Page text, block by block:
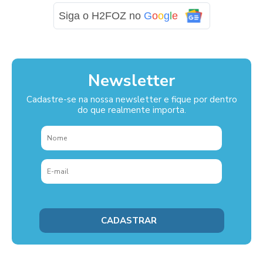
Siga o H2FOZ no Google
Newsletter
Cadastre-se na nossa newsletter e fique por dentro
do que realmente importa.